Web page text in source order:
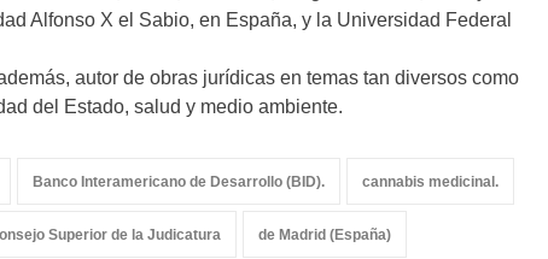
Alfonso X el Sabio, en España, y la Universidad Federal
autor de obras jurídicas en temas tan diversos como
del Estado, salud y medio ambiente.
Banco Interamericano de Desarrollo (BID). cannabis medicinal.
Superior de la Judicatura de Madrid (España)